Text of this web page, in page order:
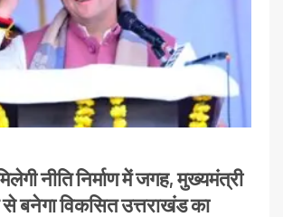
नीति निर्माण में जगह, मुख्यमंत्री
से बनेगा विकसित उत्तराखंड का